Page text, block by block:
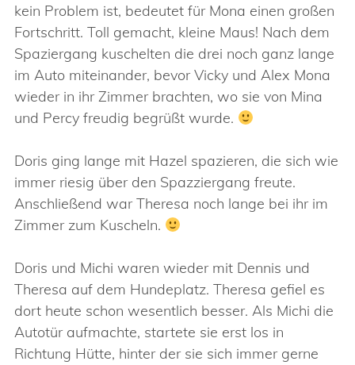
kein Problem ist, bedeutet für Mona einen großen
Fortschritt. Toll gemacht, kleine Maus! Nach dem
Spaziergang kuschelten die drei noch ganz lange
im Auto miteinander, bevor Vicky und Alex Mona
wieder in ihr Zimmer brachten, wo sie von Mina
und Percy freudig begrüßt wurde.
Doris ging lange mit Hazel spazieren, die sich wie
immer riesig über den Spazziergang freute.
Anschließend war Theresa noch lange bei ihr im
Zimmer zum Kuscheln.
Doris und Michi waren wieder mit Dennis und
Theresa auf dem Hundeplatz. Theresa gefiel es
dort heute schon wesentlich besser. Als Michi die
Autotür aufmachte, startete sie erst los in
Richtung Hütte, hinter der sie sich immer gerne